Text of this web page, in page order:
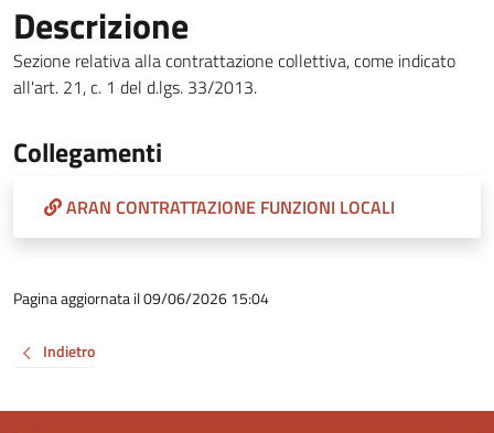
Descrizione
Sezione relativa alla contrattazione collettiva, come indicato
all'art. 21, c. 1 del d.lgs. 33/2013.
Collegamenti
ARAN CONTRATTAZIONE FUNZIONI LOCALI
Pagina aggiornata il 09/06/2026 15:04
Indietro